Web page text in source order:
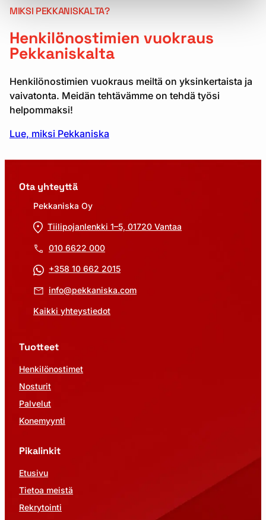
MIKSI PEKKANISKALTA?
Henkilönostimien vuokraus
Pekkaniskalta
Henkilönostimien vuokraus meiltä on yksinkertaista ja
vaivatonta. Meidän tehtävämme on tehdä työsi
helpommaksi!
Lue, miksi Pekkaniska
Ota yhteyttä
Pekkaniska Oy
Tiilipojanlenkki 1–5, 01720 Vantaa
010 6622 000
+358 10 662 2015
info@pekkaniska.com
Kaikki yhteystiedot
Tuotteet
Henkilönostimet
Nosturit
Palvelut
Konemyynti
Pikalinkit
Etusivu
Tietoa meistä
Rekrytointi